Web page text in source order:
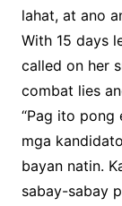
lahat, at ano
With 15 days
called on her
combat lies
“Pag ito pong
mga
bayan natin.
sabay-sabay